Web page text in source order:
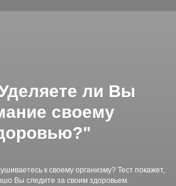
ли Вы
своему
к своему организму? Тест покажет,
Вы следите за своим здоровьем.